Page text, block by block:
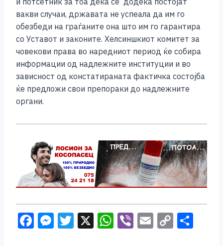
вакви случаи, државата не успеала да им го
обезбеди на граѓаните она што им го гарантира
со Уставот и законите. Хелсиншкиот комитет за
човекови права во наредниот период ќе собира
информации од надлежните институции и во
зависност од констатираната фактичка состојба
ќе предложи свои препораки до надлежните
органи.
F M T X W Vi E C